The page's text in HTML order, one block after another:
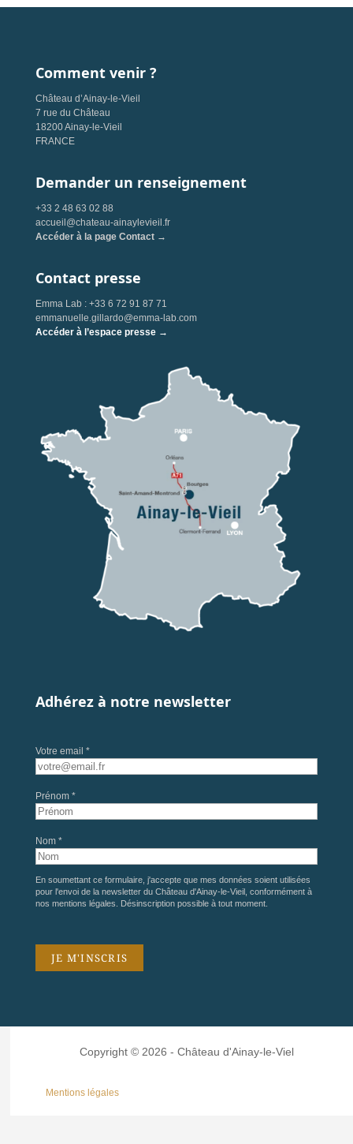
Comment venir ?
Château d’Ainay-le-Vieil
7 rue du Château
18200 Ainay-le-Vieil
FRANCE
Demander un renseignement
+33 2 48 63 02 88
accueil@chateau-ainaylevieil.fr
Accéder à la page Contact →
Contact presse
Emma Lab : +33 6 72 91 87 71
emmanuelle.gillardo@emma-lab.com
Accéder à l’espace presse →
Adhérez à notre newsletter
Votre email *
Prénom *
Nom *
En soumettant ce formulaire, j'accepte que mes données soient utilisées
pour l'envoi de la newsletter du Château d'Ainay-le-Vieil, conformément à
nos mentions légales . Désinscription possible à tout moment.
Copyright © 2026 - Château d'Ainay-le-Viel
Mentions légales